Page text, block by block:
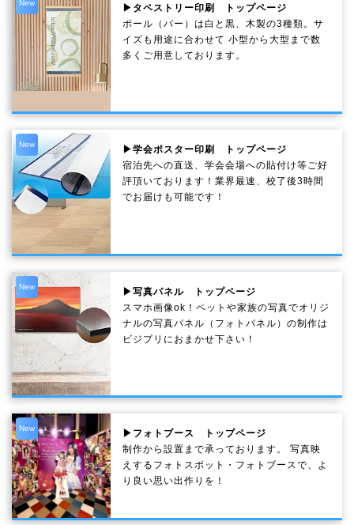
New
▶タペストリー印刷 トップページ
ポール（バー）は白と黒、木製の3種類。サ
イズも用途に合わせて 小型から大型まで数
多くご用意しております。
New
▶学会ポスター印刷 トップページ
宿泊先への直送、学会会場への貼付け等ご好
評頂いております！業界最速、校了後3時間
でお届けも可能です！
New
▶写真パネル トップページ
スマホ画像ok！ペットや家族の写真でオリジ
ナルの写真パネル（フォトパネル）の制作は
ビジプリにおまかせ下さい！
New
▶フォトブース トップページ
制作から設置まで承っております。 写真映
えするフォトスポット・フォトブースで、よ
り良い思い出作りを！